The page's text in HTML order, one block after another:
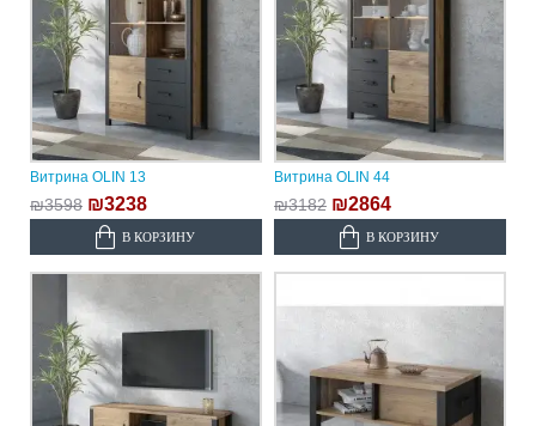
Витрина OLIN 13
₪3598 ₪3238
В КОРЗИНУ
Витрина OLIN 44
₪3182 ₪2864
В КОРЗИНУ